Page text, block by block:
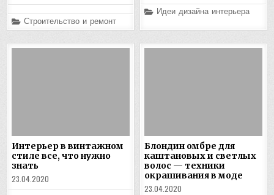
Posted
in
Строительство и ремонт
Posted
in
Идеи дизайна интерьера
Интерьер в винтажном
стиле все, что нужно
знать
23.04.2020
Блондин омбре для
каштановых и светлых
волос — техники
окрашивания в моде
23.04.2020